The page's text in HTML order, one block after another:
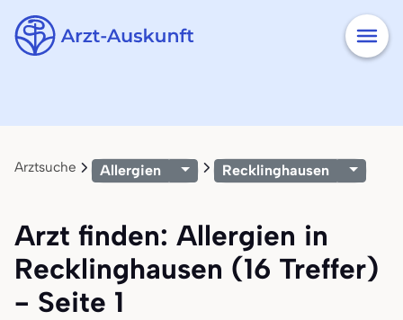
Arztsuche Allergien Recklinghausen
Arzt finden: Allergien in
Recklinghausen (16 Treffer)
- Seite 1